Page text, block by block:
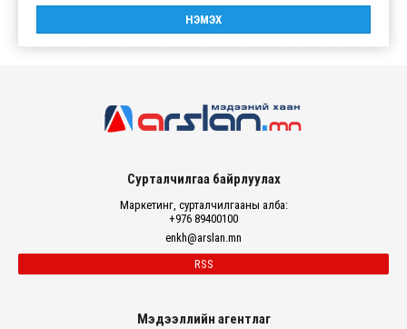
Сурталчилгаа байрлуулах
Маркетинг, сурталчилгааны алба:
+976 89400100
enkh@arslan.mn
RSS
Мэдээллийн агентлаг